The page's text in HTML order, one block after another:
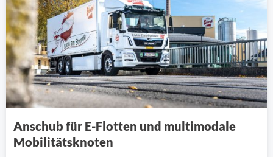
Anschub für E-Flotten und multimodale
Mobilitätsknoten